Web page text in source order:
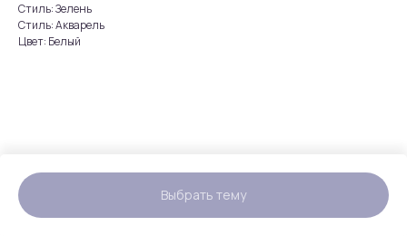
Выбрать тему
Стиль: Зелень
Стиль: Акварель
Цвет: Белый